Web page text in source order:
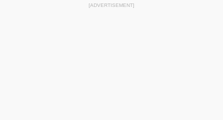
[ADVERTISEMENT]